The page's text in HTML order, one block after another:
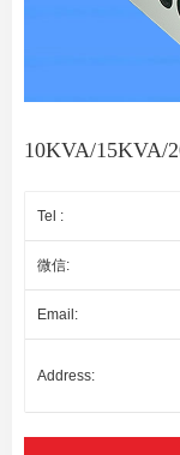
10KVA/15KVA/
Tel :
微信:
Email:
Address: